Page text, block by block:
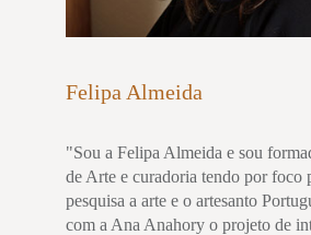
Felipa Almeida
"Sou a Felipa Almeida e sou
de Arte e curadoria tendo por foco
pesquisa a arte e o artesanto
com a Ana Anahory o projeto de